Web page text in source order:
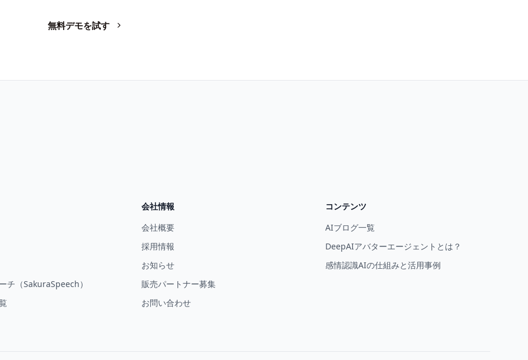
無料デモを試す
チ（SakuraSpeech）
会社情報
会社概要
採用情報
お知らせ
販売パートナー募集
お問い合わせ
コンテンツ
AIブログ一覧
DeepAIアバターエージェントとは？
感情認識AIの仕組みと活用事例